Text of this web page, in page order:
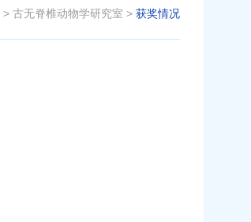
> 古无脊椎动物学研究室 > 获奖情况